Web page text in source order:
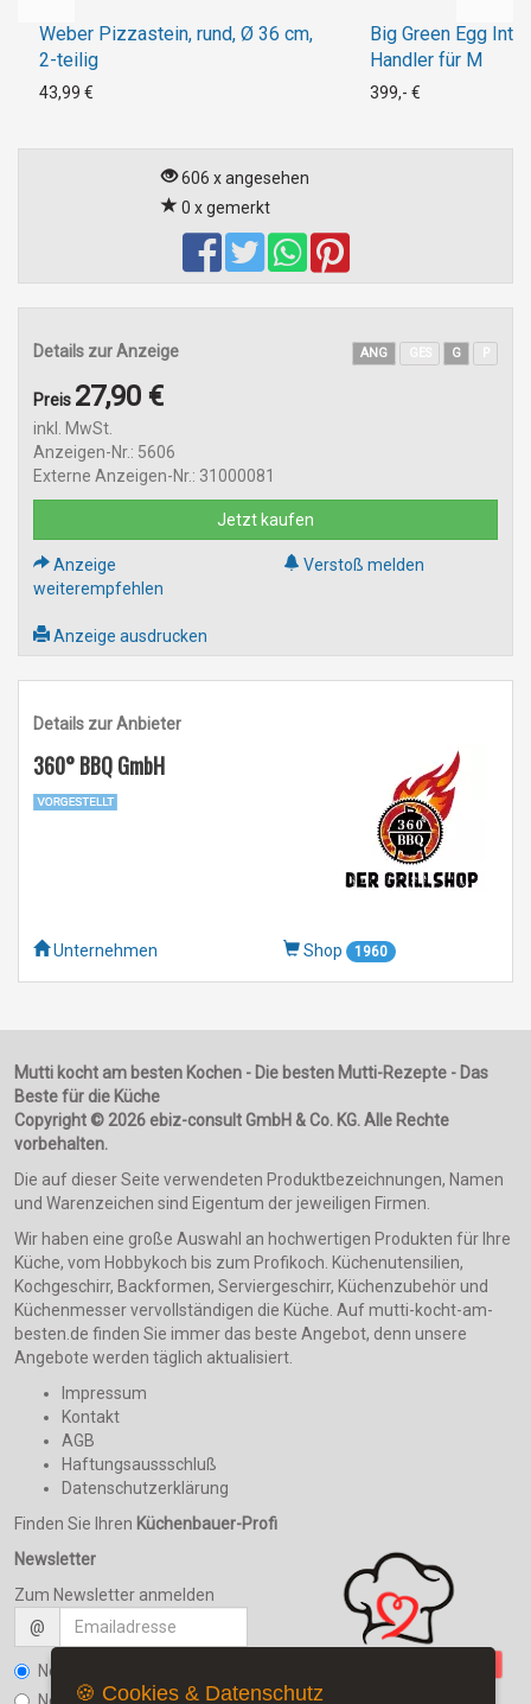
Weber Pizzastein, rund, Ø 36 cm,
2-teilig
43,99 €
Big Green Egg
Handler für M
399,- €
606 x angesehen
0 x gemerkt
Details zur Anzeige ANG G
Preis 27,90 €
inkl. MwSt.
Anzeigen-Nr.: 5606
Externe Anzeigen-Nr.: 31000081
Jetzt kaufen
Anzeige
weiterempfehlen
Verstoß melden
Anzeige ausdrucken
Details zur Anbieter
360° BBQ GmbH
Unternehmen Shop 1960
Mutti kocht am besten Kochen - Die besten Mutti-Rezepte - Das
Beste für die Küche
Copyright © 2026 ebiz-consult GmbH & Co. KG. Alle Rechte
vorbehalten.
Die auf dieser Seite verwendeten Produktbezeichnungen, Namen
und Warenzeichen sind Eigentum der jeweiligen Firmen.
Wir haben eine große Auswahl an hochwertigen Produkten für Ihre
Küche, vom Hobbykoch bis zum Profikoch. Küchenutensilien,
Kochgeschirr, Backformen, Serviergeschirr, Küchenzubehör und
Küchenmesser vervollständigen die Küche. Auf mutti-kocht-am-
besten.de finden Sie immer das beste Angebot, denn unsere
Angebote werden täglich aktualisiert.
Impressum
Kontakt
AGB
Haftungsaussschluß
Datenschutzerklärung
Finden Sie Ihren Küchenbauer-Profi
Newsletter
Zum Newsletter anmelden
@
Newsletter bestellen
🍪 Cookies & Datenschutz